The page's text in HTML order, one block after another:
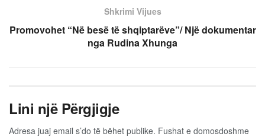
Shkrimi Vijues
Promovohet “Në besë të shqiptarëve”/ Një dokumentar
nga Rudina Xhunga
Lini një Përgjigje
Adresa juaj email s’do të bëhet publike. Fushat e domosdoshme